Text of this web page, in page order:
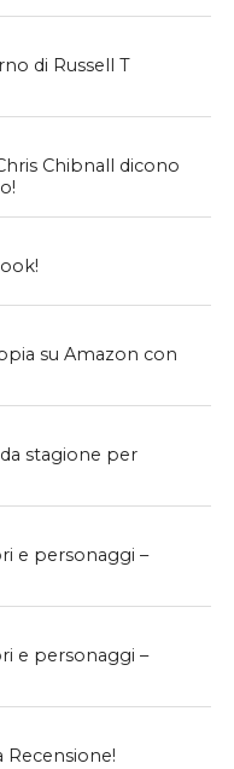
di Russell T
Chibnall dicono
su Amazon con
stagione per
e personaggi –
e personaggi –
Recensione!